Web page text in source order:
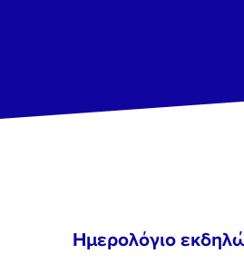
Ημερολόγιο